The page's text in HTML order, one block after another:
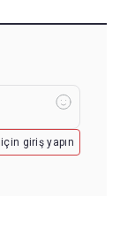
giriş yapın